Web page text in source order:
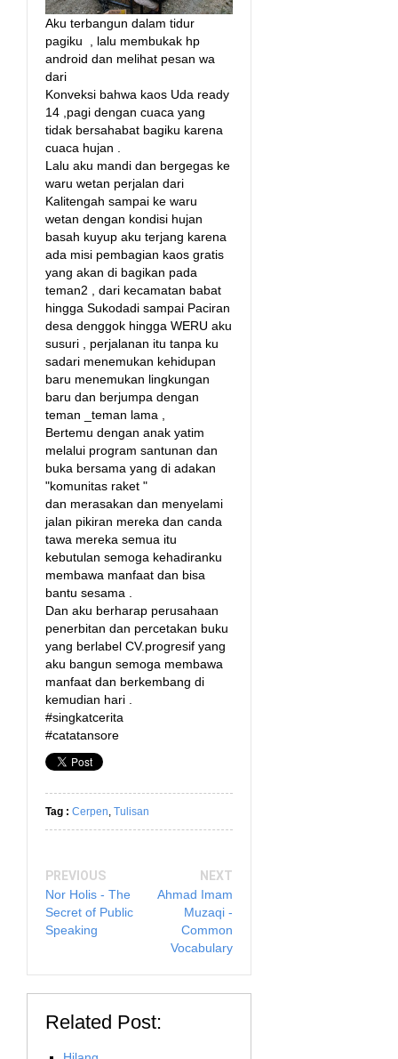
Aku terbangun dalam tidur
pagiku , lalu membukak hp
android dan melihat pesan wa
dari
Konveksi bahwa kaos Uda ready
14 ,pagi dengan cuaca yang
tidak bersahabat bagiku karena
cuaca hujan .
Lalu aku mandi dan bergegas ke
waru wetan perjalan dari
Kalitengah sampai ke waru
wetan dengan kondisi hujan
basah kuyup aku terjang karena
ada misi pembagian kaos gratis
yang akan di bagikan pada
teman2 , dari kecamatan babat
hingga Sukodadi sampai Paciran
desa denggok hingga WERU aku
susuri , perjalanan itu tanpa ku
sadari menemukan kehidupan
baru menemukan lingkungan
baru dan berjumpa dengan
teman _teman lama ,
Bertemu dengan anak yatim
melalui program santunan dan
buka bersama yang di adakan
"komunitas raket "
dan merasakan dan menyelami
jalan pikiran mereka dan canda
tawa mereka semua itu
kebutulan semoga kehadiranku
membawa manfaat dan bisa
bantu sesama .
Dan aku berharap perusahaan
penerbitan dan percetakan buku
yang berlabel CV.progresif yang
aku bangun semoga membawa
manfaat dan berkembang di
kemudian hari .
#singkatcerita
#catatansore
Tag : Cerpen, Tulisan
PREVIOUS
Nor Holis - The
Secret of Public
Speaking
NEXT
Ahmad Imam
Muzaqi -
Common
Vocabulary
Related Post: